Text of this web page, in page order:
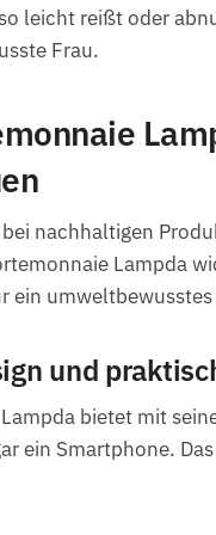
leicht reißt oder
Frau.
nachhaltigen
Lampda
ein
und
bietet mit
ein Smartphone.